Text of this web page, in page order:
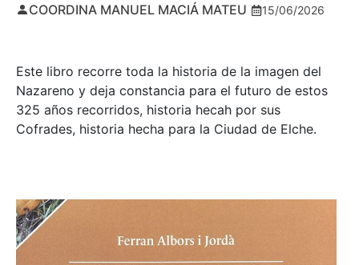
COORDINA MANUEL MACIÁ MATEU 15/06/2026
Este libro recorre toda la historia de la imagen del
Nazareno y deja constancia para el futuro de estos
325 años recorridos, historia hecah por sus
Cofrades, historia hecha para la Ciudad de Elche.